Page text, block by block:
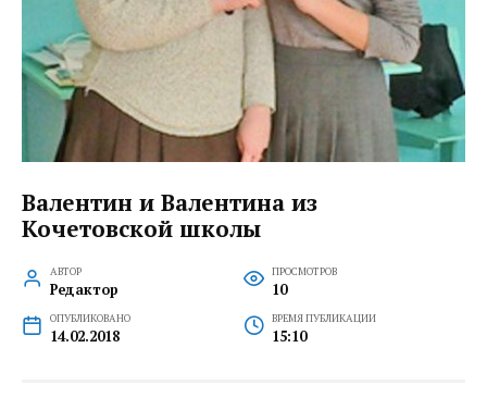
Валентин и Валентина из
Кочетовской школы
АВТОР
Редактор
ПРОСМОТРОВ
10
ОПУБЛИКОВАНО
14.02.2018
ВРЕМЯ ПУБЛИКАЦИИ
15:10